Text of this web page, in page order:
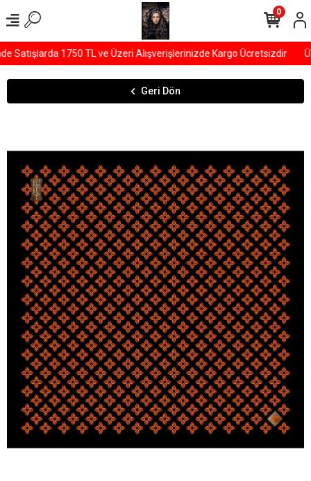
1750 TL ve Üzeri Alışverişlerinizde Kargo Ücretsizdir
0
Geri Dön